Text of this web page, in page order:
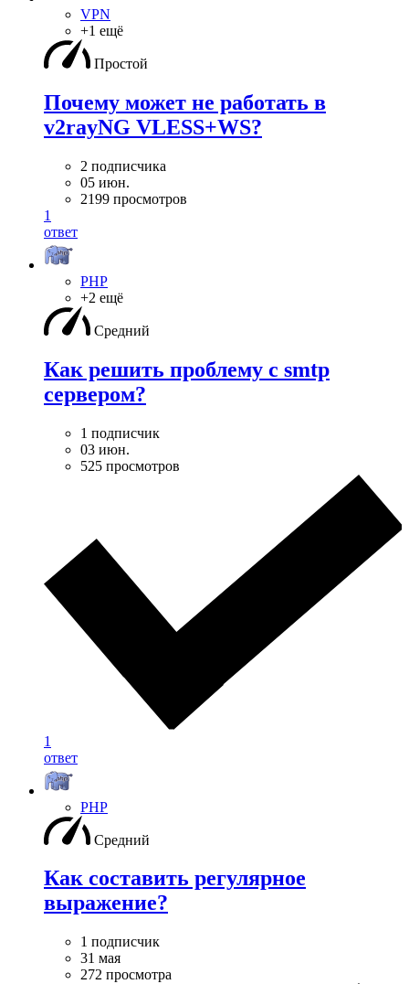
VPN
+1 ещё
Простой
Почему может не работать в
v2rayNG VLESS+WS?
2 подписчика
05 июн.
2199 просмотров
1
ответ
PHP
+2 ещё
Средний
Как решить проблему с smtp
сервером?
1 подписчик
03 июн.
525 просмотров
1
ответ
PHP
Средний
Как составить регулярное
выражение?
1 подписчик
31 мая
272 просмотра